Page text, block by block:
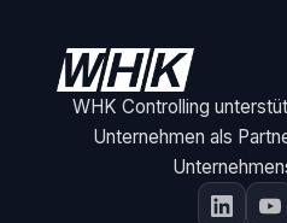
WHK Controlling
Unternehmen als